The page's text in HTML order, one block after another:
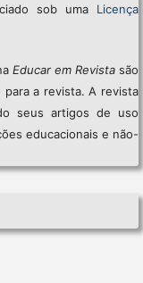
sob uma Licença
Educar em Revista são
a revista. A revista
seus artigos de uso
educacionais e não-